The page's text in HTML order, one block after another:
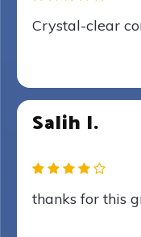
Crystal-clear
Salih I.
thanks for this